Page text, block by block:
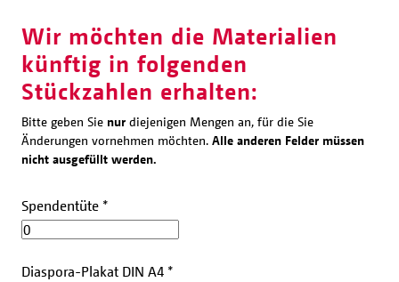
Wir möchten die Materialien
künftig in folgenden
Stückzahlen erhalten:
Bitte geben Sie nur diejenigen Mengen an, für die Sie
Änderungen vornehmen möchten. Alle anderen Felder müssen
nicht ausgefüllt werden.
Spendentüte *
Diaspora-Plakat DIN A4 *